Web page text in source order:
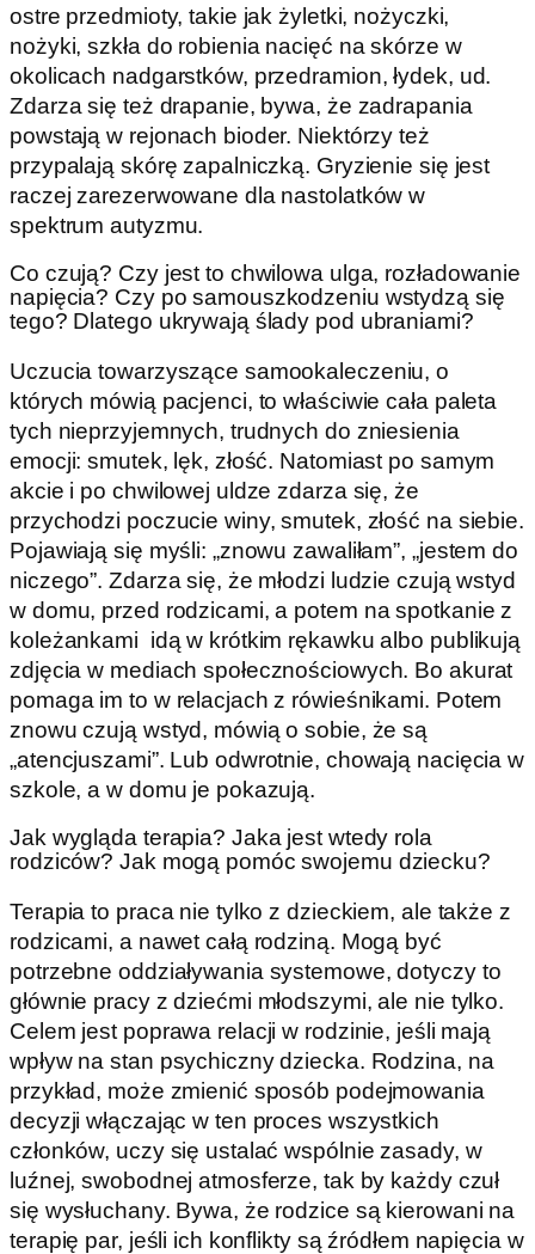
ostre przedmioty, takie jak żyletki, nożyczki,
nożyki, szkła do robienia nacięć na skórze w
okolicach nadgarstków, przedramion, łydek, ud.
Zdarza się też drapanie, bywa, że zadrapania
powstają w rejonach bioder. Niektórzy też
przypalają skórę zapalniczką. Gryzienie się jest
raczej zarezerwowane dla nastolatków w
spektrum autyzmu.
Co czują? Czy jest to chwilowa ulga, rozładowanie
napięcia? Czy po samouszkodzeniu wstydzą się
tego? Dlatego ukrywają ślady pod ubraniami?
Uczucia towarzyszące samookaleczeniu, o
których mówią pacjenci, to właściwie cała paleta
tych nieprzyjemnych, trudnych do zniesienia
emocji: smutek, lęk, złość. Natomiast po samym
akcie i po chwilowej uldze zdarza się, że
przychodzi poczucie winy, smutek, złość na siebie.
Pojawiają się myśli: „znowu zawaliłam”, „jestem do
niczego”. Zdarza się, że młodzi ludzie czują wstyd
w domu, przed rodzicami, a potem na spotkanie z
koleżankami idą w krótkim rękawku albo publikują
zdjęcia w mediach społecznościowych. Bo akurat
pomaga im to w relacjach z rówieśnikami. Potem
znowu czują wstyd, mówią o sobie, że są
„atencjuszami”. Lub odwrotnie, chowają nacięcia w
szkole, a w domu je pokazują.
Jak wygląda terapia? Jaka jest wtedy rola
rodziców? Jak mogą pomóc swojemu dziecku?
Terapia to praca nie tylko z dzieckiem, ale także z
rodzicami, a nawet całą rodziną. Mogą być
potrzebne oddziaływania systemowe, dotyczy to
głównie pracy z dziećmi młodszymi, ale nie tylko.
Celem jest poprawa relacji w rodzinie, jeśli mają
wpływ na stan psychiczny dziecka. Rodzina, na
przykład, może zmienić sposób podejmowania
decyzji włączając w ten proces wszystkich
członków, uczy się ustalać wspólnie zasady, w
luźnej, swobodnej atmosferze, tak by każdy czuł
się wysłuchany. Bywa, że rodzice są kierowani na
terapię par, jeśli ich konflikty są źródłem napięcia w